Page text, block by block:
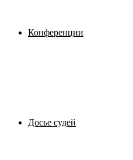
Конференции
Досье судей